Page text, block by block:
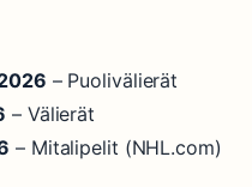
– Puolivälierät
– Välierät
– Mitalipelit (NHL.com)